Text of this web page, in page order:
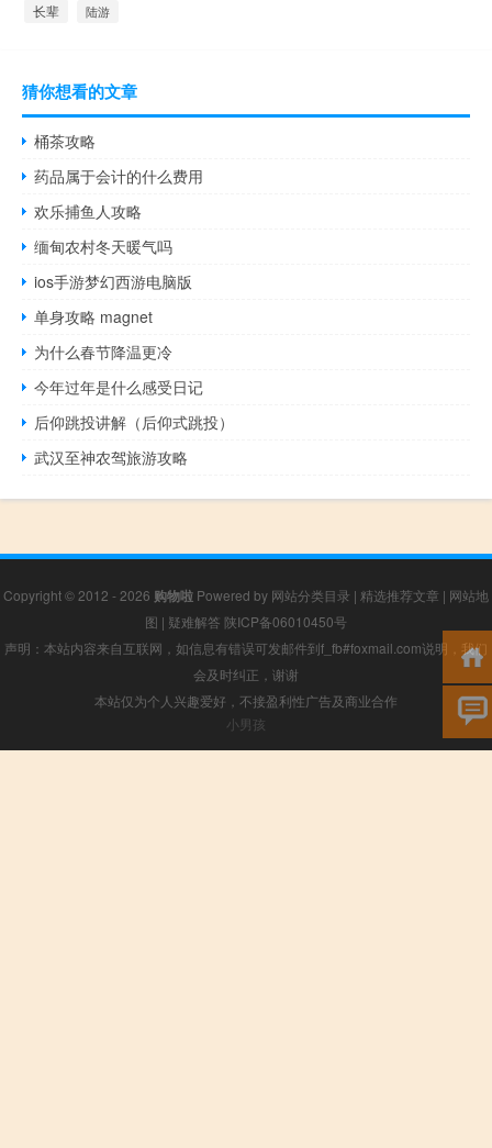
长辈 陆游
猜你想看的文章
桶茶攻略
药品属于会计的什么费用
欢乐捕鱼人攻略
缅甸农村冬天暖气吗
ios手游梦幻西游电脑版
单身攻略 magnet
为什么春节降温更冷
今年过年是什么感受日记
后仰跳投讲解（后仰式跳投）
武汉至神农驾旅游攻略
Copyright © 2012 - 2026 购物啦 Powered by 网站分类目录 | 精选推荐文章 | 网站地
图 | 疑难解答 陕ICP备06010450号
声明：本站内容来自互联网，如信息有错误可发邮件到f_fb#foxmail.com说明，我们
会及时纠正，谢谢
本站仅为个人兴趣爱好，不接盈利性广告及商业合作
小男孩